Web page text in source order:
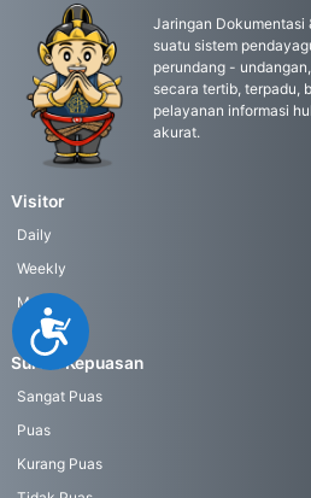
Accessibility
Jaringan Dokumentasi
suatu sistem
perundang -
secara tertib, terpadu,
pelayanan informasi
akurat.
Visitor
Daily
Weekly
Monthly
Yearly
Survei Kepuasan
Sangat Puas
Puas
Kurang Puas